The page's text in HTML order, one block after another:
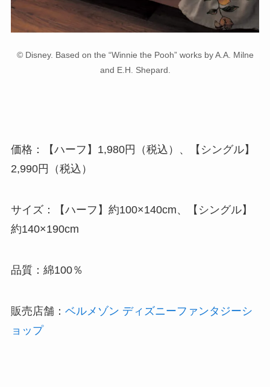
© Disney. Based on the “Winnie the Pooh” works by A.A. Milne
and E.H. Shepard.
価格：【ハーフ】1,980円（税込）、【シングル】
2,990円（税込）
サイズ：【ハーフ】約100×140cm、【シングル】
約140×190cm
品質：綿100％
販売店舗： ベルメゾン ディズニーファンタジーシ
ョップ